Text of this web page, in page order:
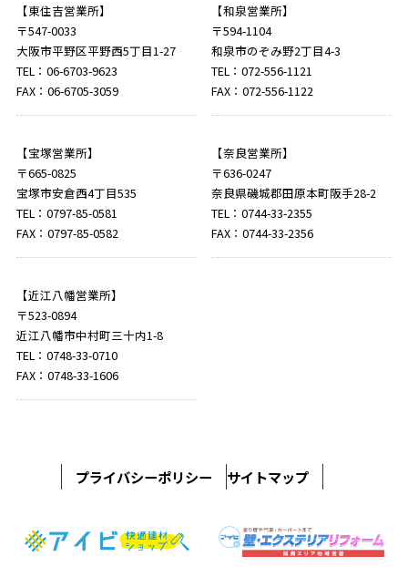
【東住吉営業所】
〒547-0033
大阪市平野区平野西5丁目1-27
TEL：06-6703-9623
FAX：06-6705-3059
【和泉営業所】
〒594-1104
和泉市のぞみ野2丁目4-3
TEL：072-556-1121
FAX：072-556-1122
【宝塚営業所】
〒665-0825
宝塚市安倉西4丁目535
TEL：0797-85-0581
FAX：0797-85-0582
【奈良営業所】
〒636-0247
奈良県磯城郡田原本町阪手28-2
TEL：0744-33-2355
FAX：0744-33-2356
【近江八幡営業所】
〒523-0894
近江八幡市中村町三十内1-8
TEL：0748-33-0710
FAX：0748-33-1606
プライバシーポリシー サイトマップ